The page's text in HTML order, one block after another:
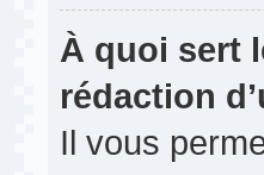
À quoi sert
rédaction
Il vous